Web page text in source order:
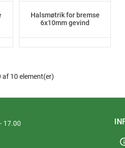
Halsmøtrik for bremse
6x10mm gevind
af 10 element(er)
17.00